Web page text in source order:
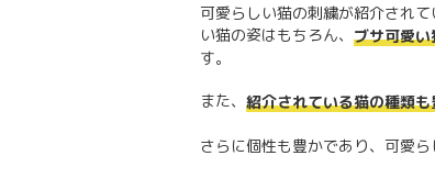
可愛らしい猫の刺繍が紹介され
い猫の姿はもちろん、 ブサ可愛
す。
また、 紹介されている猫の種類も
さらに個性も豊かであり、可愛